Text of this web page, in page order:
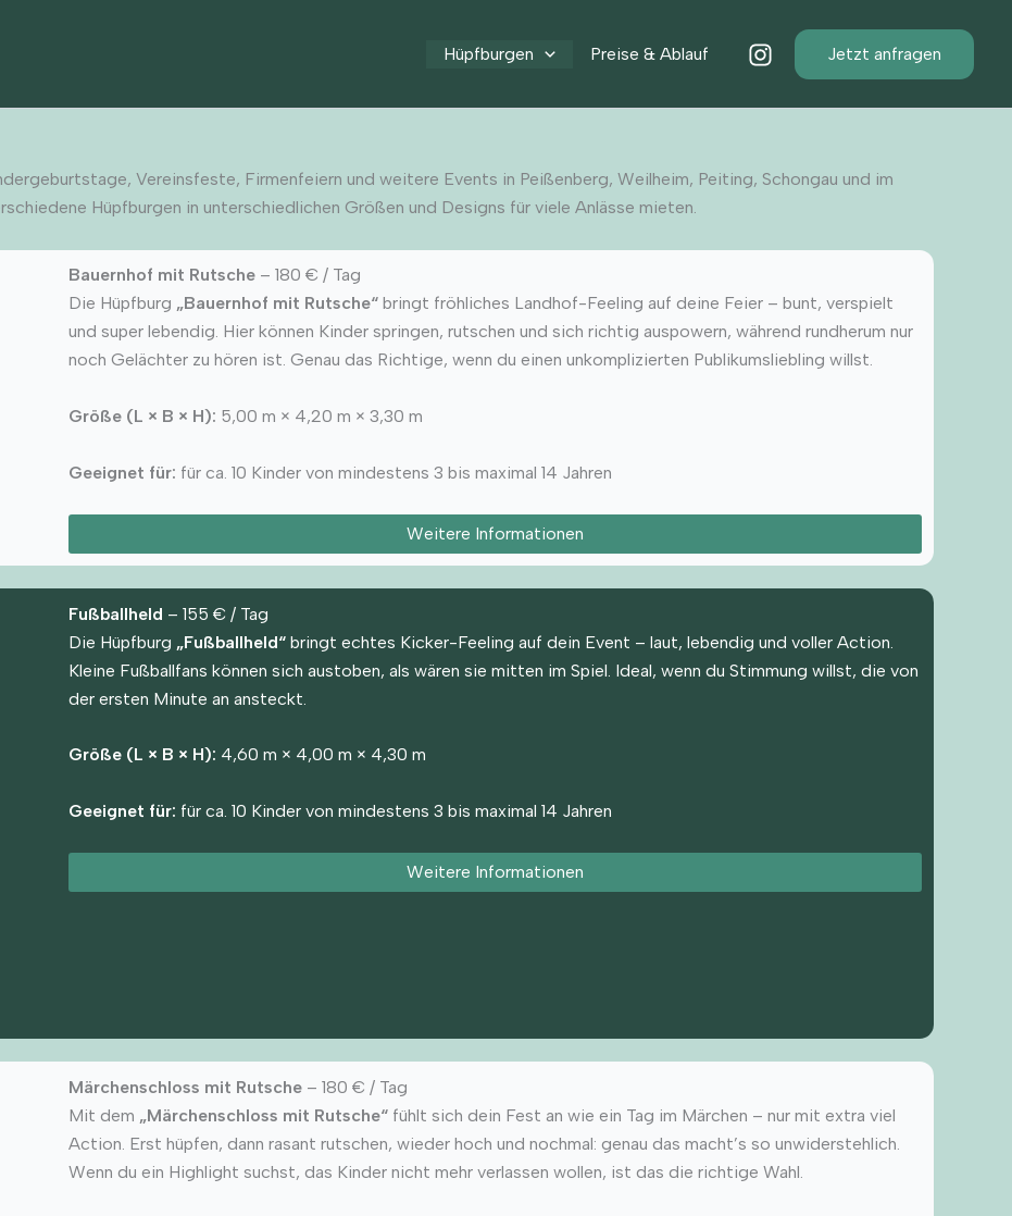
Hüpfburgen Preise & Ablauf Jetzt anfragen
Vereinsfeste, Firmenfeiern und weitere Events in Peißenberg, Weilheim, Peiting, Schongau und im
Hüpfburgen in unterschiedlichen Größen und Designs für viele Anlässe mieten.
Bauernhof mit Rutsche– 180 € / Tag
Die Hüpfburg „Bauernhof mit Rutsche“bringt fröhliches Landhof-Feeling auf deine Feier – bunt, verspielt
und super lebendig. Hier können Kinder springen, rutschen und sich richtig auspowern, während rundherum nur
noch Gelächter zu hören ist. Genau das Richtige, wenn du einen unkomplizierten Publikumsliebling willst.
Größe (L × B × H): 5,00 m × 4,20 m × 3,30 m
Geeignet für: für ca. 10 Kinder von mindestens 3 bis maximal 14 Jahren
Weitere Informationen
Fußballheld – 155 € / Tag
Die Hüpfburg „Fußballheld“bringt echtes Kicker-Feeling auf dein Event – laut, lebendig und voller Action.
Kleine Fußballfans können sich austoben, als wären sie mitten im Spiel. Ideal, wenn du Stimmung willst, die von
der ersten Minute an ansteckt.
Größe (L × B × H): 4,60 m × 4,00 m × 4,30 m
Geeignet für: für ca. 10 Kinder von mindestens 3 bis maximal 14 Jahren
Weitere Informationen
Märchenschloss mit Rutsche– 180 € / Tag
Mit dem „Märchenschloss mit Rutsche“fühlt sich dein Fest an wie ein Tag im Märchen – nur mit extra viel
Action. Erst hüpfen, dann rasant rutschen, wieder hoch und nochmal: genau das macht’s so unwiderstehlich.
Wenn du ein Highlight suchst, das Kinder nicht mehr verlassen wollen, ist das die richtige Wahl.